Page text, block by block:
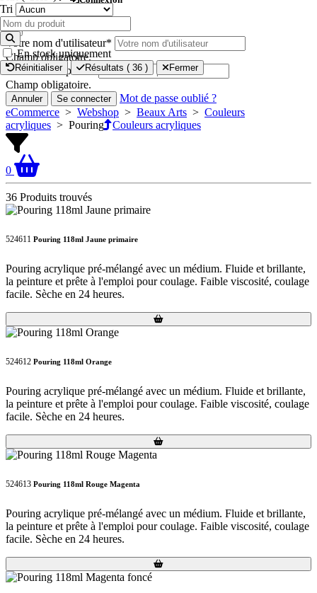
×
Votre nom d'utilisateur*
Champ obligatoire.
Votre mot de passe*
Champ obligatoire.
Annuler Se connecter
Mot de passe oublié ?
eCommerce > Webshop > Beaux Arts > Couleurs
acryliques > Pouring Couleurs acryliques
0
Collectivité
Professionnel - Artisans
Scolaire
Étudiant
Tri
En stock uniquement
Réinitialiser Résultats ( 36 ) Fermer
36 Produits trouvés
524611 Pouring 118ml Jaune primaire
Pouring acrylique pré-mélangé avec un médium. Fluide et brillante,
la peinture et prête à l'emploi pour coulage. Faible viscosité, coulage
facile. Sèche en 24 heures.
Loading...
Loading...
524612 Pouring 118ml Orange
Pouring acrylique pré-mélangé avec un médium. Fluide et brillante,
la peinture et prête à l'emploi pour coulage. Faible viscosité, coulage
facile. Sèche en 24 heures.
Loading...
Loading...
524613 Pouring 118ml Rouge Magenta
Pouring acrylique pré-mélangé avec un médium. Fluide et brillante,
la peinture et prête à l'emploi pour coulage. Faible viscosité, coulage
facile. Sèche en 24 heures.
Loading...
Loading...